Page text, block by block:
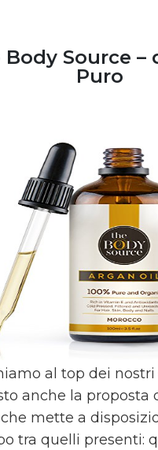
Body Source –
Puro
al top dei nostri
anche la proposta
che mette a
tra quelli presenti: